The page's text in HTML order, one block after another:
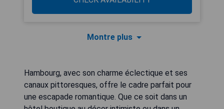
Montre plus
Hambourg, avec son charme éclectique et ses
canaux pittoresques, offre le cadre parfait pour
une escapade romantique. Que ce soit dans un